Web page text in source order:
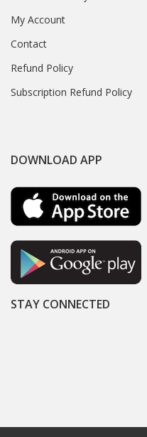
My Account
Contact
Refund Policy
Subscription Refund Policy
DOWNLOAD APP
STAY CONNECTED